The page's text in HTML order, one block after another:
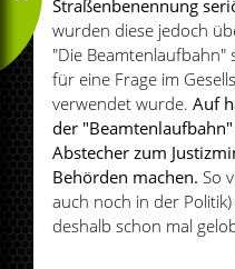
Straßenbenennung
wurden diese jedoch
"Die Beamtenlaufbahn"
für eine Frage im
verwendet wurde.Auf
der
Abstecher zum
Behörden machen. So
auch noch in der
deshalb schon mal